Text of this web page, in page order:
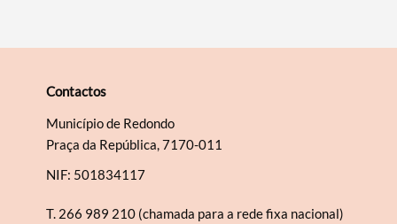
Contactos
Município de Redondo
Praça da República, 7170-011
NIF: 501834117
T. 266 989 210 (chamada para a rede fixa nacional)